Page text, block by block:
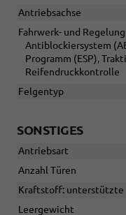
Antriebsachse
Fahrwerk- und
Antiblockiersystem
Programm (ESP),
Reifendruckkontrolle
Felgentyp
SONSTIGES
Antriebsart
Anzahl Türen
Kraftstoff: unterstützte
Leergewicht